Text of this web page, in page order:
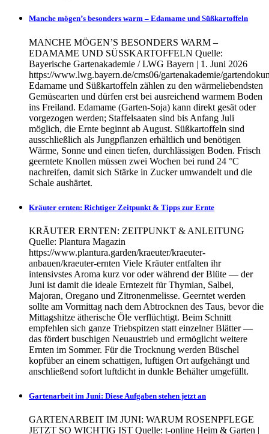
Manche mögen’s besonders warm – Edamame und Süßkartoffeln
MANCHE MÖGEN’S BESONDERS WARM –
EDAMAME UND SÜSSKARTOFFELN Quelle:
Bayerische Gartenakademie / LWG Bayern | 1. Juni 2026
https://www.lwg.bayern.de/cms06/gartenakademie/
Edamame und Süßkartoffeln zählen zu den wärmeliebendsten
Gemüsearten und dürfen erst bei ausreichend warmem Boden
ins Freiland. Edamame (Garten-Soja) kann direkt gesät oder
vorgezogen werden; Staffelsaaten sind bis Anfang Juli
möglich, die Ernte beginnt ab August. Süßkartoffeln sind
ausschließlich als Jungpflanzen erhältlich und benötigen
Wärme, Sonne und einen tiefen, durchlässigen Boden. Frisch
geerntete Knollen müssen zwei Wochen bei rund 24 °C
nachreifen, damit sich Stärke in Zucker umwandelt und die
Schale aushärtet.
Kräuter ernten: Richtiger Zeitpunkt & Tipps zur Ernte
KRÄUTER ERNTEN: ZEITPUNKT & ANLEITUNG
Quelle: Plantura Magazin
https://www.plantura.garden/kraeuter/kraeuter-
anbauen/kraeuter-ernten Viele Kräuter entfalten ihr
intensivstes Aroma kurz vor oder während der Blüte — der
Juni ist damit die ideale Erntezeit für Thymian, Salbei,
Majoran, Oregano und Zitronenmelisse. Geerntet werden
sollte am Vormittag nach dem Abtrocknen des Taus, bevor die
Mittagshitze ätherische Öle verflüchtigt. Beim Schnitt
empfehlen sich ganze Triebspitzen statt einzelner Blätter —
das fördert buschigen Neuaustrieb und ermöglicht weitere
Ernten im Sommer. Für die Trocknung werden Büschel
kopfüber an einem schattigen, luftigen Ort aufgehängt und
anschließend sofort luftdicht in dunkle Behälter umgefüllt.
Gartenarbeit im Juni: Diese Aufgaben stehen jetzt an
GARTENARBEIT IM JUNI: WARUM ROSENPFLEGE
JETZT SO WICHTIG IST Quelle: t-online Heim & Garten |